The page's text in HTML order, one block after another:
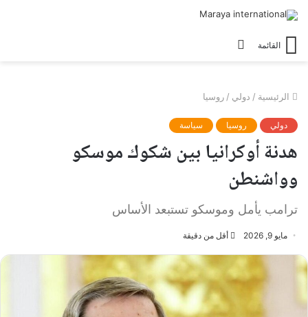
القائمة
الرئيسية / دولي / روسيا
دولي روسيا سياسة
هدنة أوكرانيا بين شكوك موسكو
وواشنطن
ترامب يأمل وموسكو تستبعد الأساس
مايو 9, 2026 أقل من دقيقة